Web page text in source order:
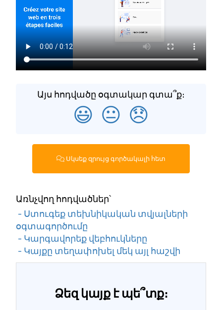
Այս հոդվածը օգտակար գտա՞ք։
😃 😐 😞
Սկսեք զրույց գործակալի հետ
Առնչվող հոդվածներ՝
- Ստուգեք տեխնիկական տվյալների
օգտագործումը
- Կարգավորեք վեբհուկները
- Կայքը տեղափոխել մեկ այլ հաշվի
Ձեզ կայք է պե՞տք։